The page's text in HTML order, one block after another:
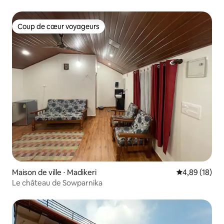
Coup de cœur voyageurs
Coup de cœur voyageurs
Maison de ville ⋅ Madikeri Évaluation
4,89 (18)
Le château de Sowparnika